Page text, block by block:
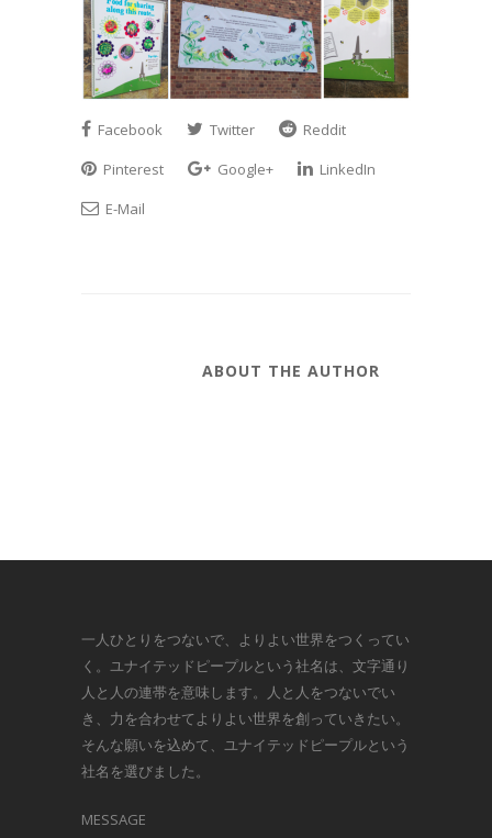
Facebook Twitter
Reddit
Pinterest
Google+
LinkedIn
E-Mail
ABOUT THE AUTHOR
一人ひとりをつないで、よりよい世界をつくってい
く。ユナイテッドピープルという社名は、文字通り
人と人の連帯を意味します。人と人をつないでい
き、力を合わせてよりよい世界を創っていきたい。
そんな願いを込めて、ユナイテッドピープルという
社名を選びました。
MESSAGE